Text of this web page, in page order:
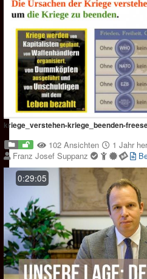
kriege_verstehen-kriege_beenden-
102 Ansichten
1 Jahr her
Franz Josef Suppanz
0:29:05